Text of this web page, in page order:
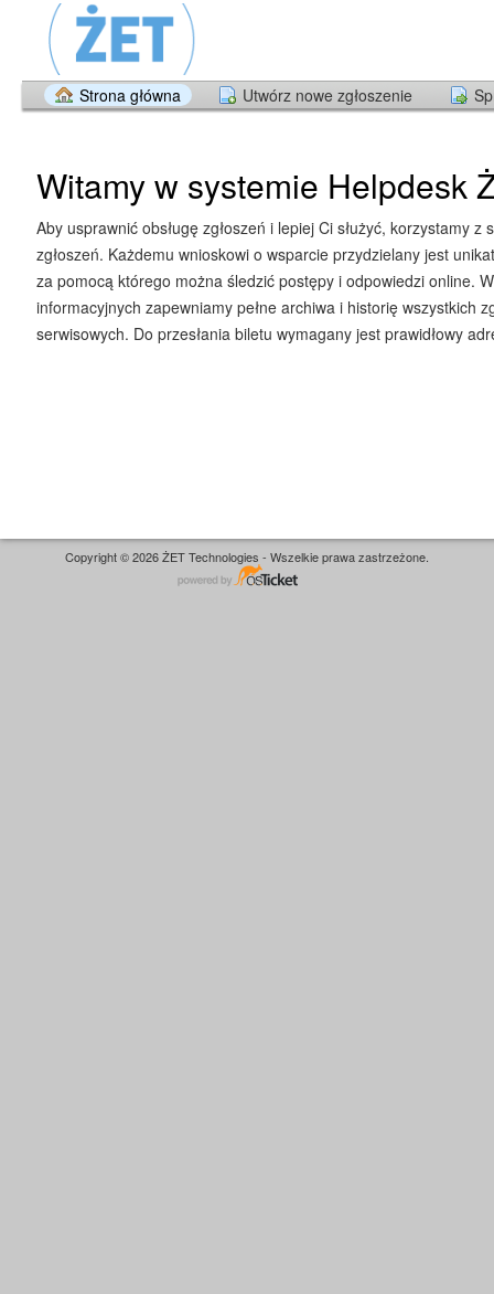
Strona główna Utwórz nowe zgłoszenie
Witamy w systemie Helpdesk
Aby usprawnić obsługę zgłoszeń i lepiej Ci służyć, korzystamy z
zgłoszeń. Każdemu wnioskowi o wsparcie przydzielany jest
za pomocą którego można śledzić postępy i odpowiedzi online.
informacyjnych zapewniamy pełne archiwa i historię wszystkich
serwisowych. Do przesłania biletu wymagany jest prawidłowy
Copyright © 2026 ŻET Technologies - Wszelkie prawa zastrzeżone.